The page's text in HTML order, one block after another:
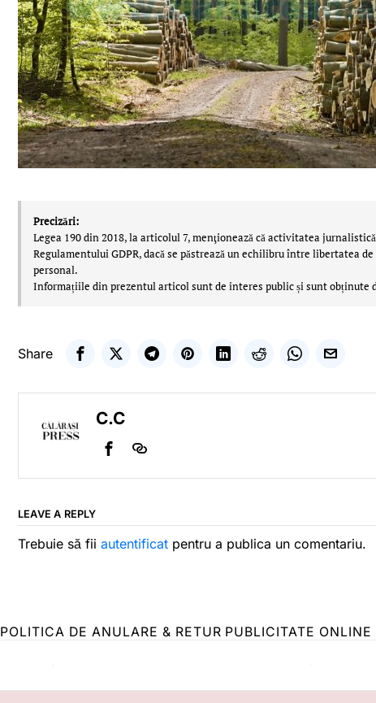
Precizări:
Legea 190 din 2018, la articolul 7, menţionează că activitatea
Regulamentului GDPR, dacă se păstrează un echilibru între libertatea
personal.
Informațiile din prezentul articol sunt de interes public și sunt obținute
Share
C.C
LEAVE A REPLY
Trebuie să fii autentificat pentru a publica un comentariu.
POLITICA DE ANULARE & RETUR PUBLICITATE ONLINE